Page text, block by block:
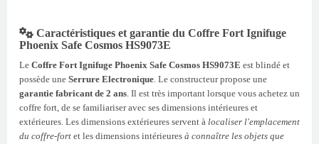
Caractéristiques et garantie du Coffre Fort Ignifuge
Phoenix Safe Cosmos HS9073E
Le Coffre Fort Ignifuge Phoenix Safe Cosmos HS9073E est blindé et
possède une Serrure Electronique. Le constructeur propose une
garantie fabricant de 2 ans. Il est très important lorsque vous achetez un
coffre fort, de se familiariser avec ses dimensions intérieures et
extérieures. Les dimensions extérieures servent à localiser l'emplacement
du coffre-fort et les dimensions intérieures à connaître les objets que